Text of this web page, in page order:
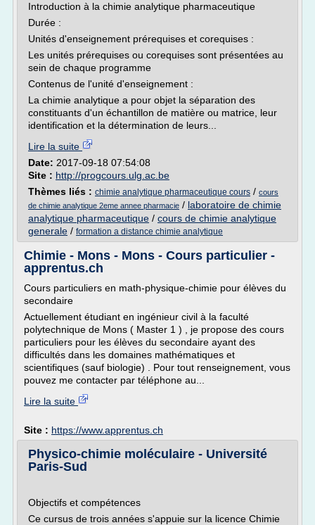
Introduction à la chimie analytique pharmaceutique
Durée :
Unités d'enseignement prérequises et corequises :
Les unités prérequises ou corequises sont présentées au
sein de chaque programme
Contenus de l'unité d'enseignement :
La chimie analytique a pour objet la séparation des
constituants d'un échantillon de matière ou matrice, leur
identification et la détermination de leurs...
Lire la suite
Date: 2017-09-18 07:54:08
Site : http://progcours.ulg.ac.be
Thèmes liés : chimie analytique pharmaceutique cours / cours
de chimie analytique 2eme annee pharmacie / laboratoire de chimie
analytique pharmaceutique / cours de chimie analytique
generale / formation a distance chimie analytique
Chimie - Mons - Mons - Cours particulier -
apprentus.ch
Cours particuliers en math-physique-chimie pour élèves du
secondaire
Actuellement étudiant en ingénieur civil à la faculté
polytechnique de Mons ( Master 1 ) , je propose des cours
particuliers pour les élèves du secondaire ayant des
difficultés dans les domaines mathématiques et
scientifiques (sauf biologie) . Pour tout renseignement, vous
pouvez me contacter par téléphone au...
Lire la suite
Site : https://www.apprentus.ch
Physico-chimie moléculaire - Université
Paris-Sud
Objectifs et compétences
Ce cursus de trois années s'appuie sur la licence Chimie